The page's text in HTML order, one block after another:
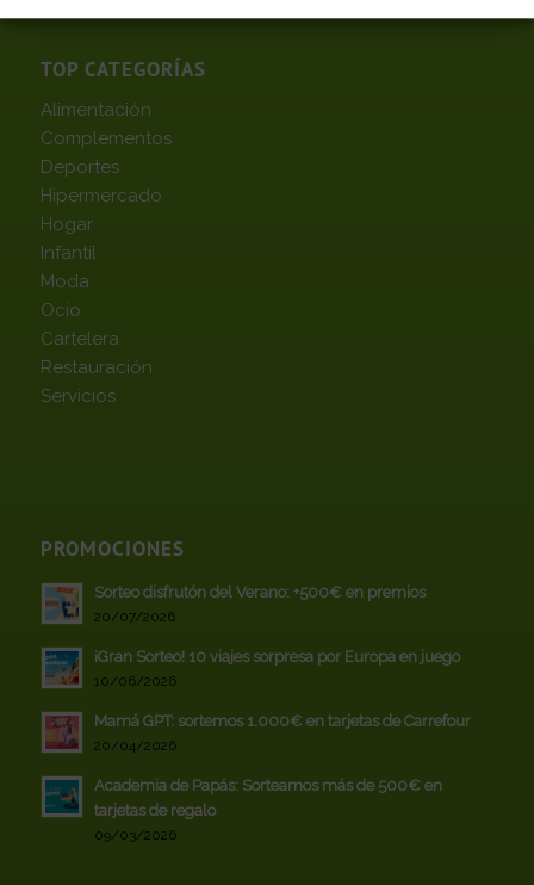
TOP CATEGORÍAS
Alimentación
Complementos
Deportes
Hipermercado
Hogar
Infantil
Moda
Ocio
Cartelera
Restauración
Servicios
PROMOCIONES
Sorteo disfrutón del Verano: +500€ en premios
20/07/2026
¡Gran Sorteo! 10 viajes sorpresa por Europa en juego
10/06/2026
Mamá GPT: sortemos 1.000€ en tarjetas de Carrefour
20/04/2026
Academia de Papás: Sorteamos más de 500€ en
tarjetas de regalo
09/03/2026